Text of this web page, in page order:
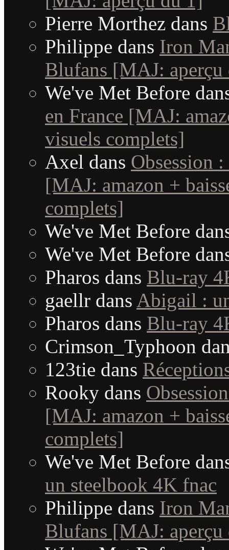
Pierre Morthez dans
Philippe dans Iron
Blufans [MAJ: aperçu
We've Met Before
en France [MAJ:
visuels complets]
Axel dans Obsession
[MAJ: amazon +
complets]
We've Met Before
We've Met Before
Pharos dans Blu-ray
gaellr dans Abigail :
Pharos dans Blu-ray
Crimson_Typhoon
123tie dans
Rooky dans
[MAJ: amazon +
complets]
We've Met Before
un steelbook 4K fnac
Philippe dans Iron
Blufans [MAJ: aperçu